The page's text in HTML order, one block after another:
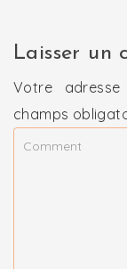
Laisser un
Votre
champs